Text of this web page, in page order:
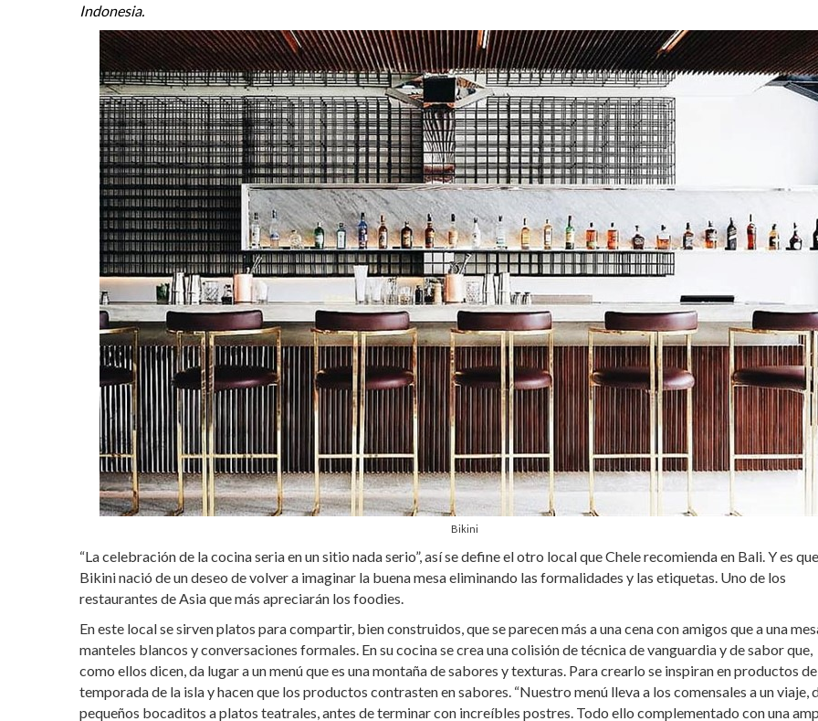
Indonesia.
Bikini
“La celebración de la cocina seria en un sitio nada serio”, así se define el otro local que Chele recomienda en Bali. Y es que
Bikini nació de un deseo de volver a imaginar la buena mesa eliminando las formalidades y las etiquetas. Uno de los
restaurantes de Asia que más apreciarán los foodies.
En este local se sirven platos para compartir, bien construidos, que se parecen más a una cena con amigos que a una
manteles blancos y conversaciones formales. En su cocina se crea una colisión de técnica de vanguardia y de sabor que,
como ellos dicen, da lugar a un menú que es una montaña de sabores y texturas. Para crearlo se inspiran en productos de
temporada de la isla y hacen que los productos contrasten en sabores. “Nuestro menú lleva a los comensales a un viaje,
pequeños bocaditos a platos teatrales, antes de terminar con increíbles postres. Todo ello complementado con una